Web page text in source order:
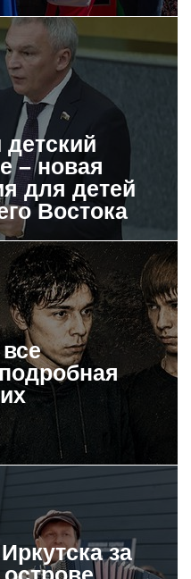
– новая
для детей
Востока
за